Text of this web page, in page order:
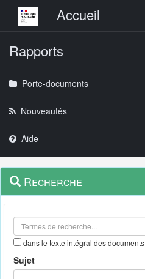
Menu principalAccueil
Rapports
Porte-documents
Nouveautés
Aide
Navigation
outils
Menu
contextuel
Recherche
dans le texte intégral des documents
Sujet